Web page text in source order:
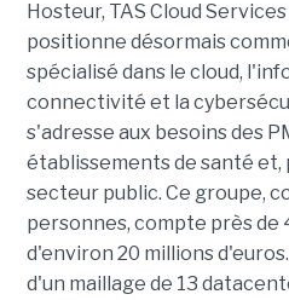
Hosteur, TAS Cloud
positionne désormais
spécialisé dans le cloud,
connectivité et la
s'adresse aux besoins des
établissements de santé et,
secteur public. Ce groupe,
personnes, compte près de
d'environ 20 millions
d'un maillage de 13